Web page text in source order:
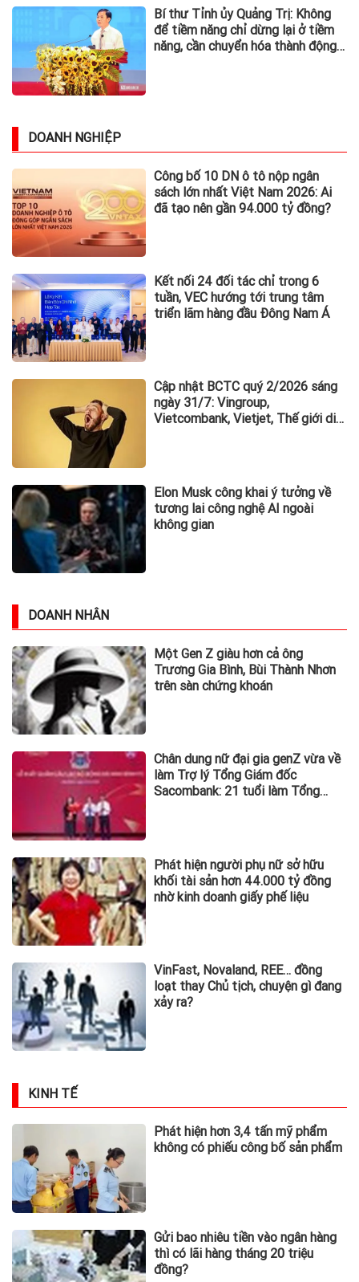
Bí thư Tỉnh ủy Quảng Trị: Không
để tiềm năng chỉ dừng lại ở tiềm
năng, cần chuyển hóa thành động
DOANH NGHIỆP
Công bố 10 DN ô tô nộp ngân
sách lớn nhất Việt Nam 2026: Ai
đã tạo nên gần 94.000 tỷ đồng?
Kết nối 24 đối tác chỉ trong 6
tuần, VEC hướng tới trung tâm
triển lãm hàng đầu Đông Nam Á
Cập nhật BCTC quý 2/2026 sáng
ngày 31/7: Vingroup,
Vietcombank, Vietjet, Thế giới di
Elon Musk công khai ý tưởng về
tương lai công nghệ AI ngoài
không gian
DOANH NHÂN
Một Gen Z giàu hơn cả ông
Trương Gia Bình, Bùi Thành Nhơn
trên sàn chứng khoán
Chân dung nữ đại gia genZ vừa về
làm Trợ lý Tổng Giám đốc
Sacombank: 21 tuổi làm Tổng
Phát hiện người phụ nữ sở hữu
khối tài sản hơn 44.000 tỷ đồng
nhờ kinh doanh giấy phế liệu
VinFast, Novaland, REE… đồng
loạt thay Chủ tịch, chuyện gì đang
xảy ra?
KINH TẾ
Phát hiện hơn 3,4 tấn mỹ phẩm
không có phiếu công bố sản phẩm
Gửi bao nhiêu tiền vào ngân hàng
thì có lãi hàng tháng 20 triệu
đồng?